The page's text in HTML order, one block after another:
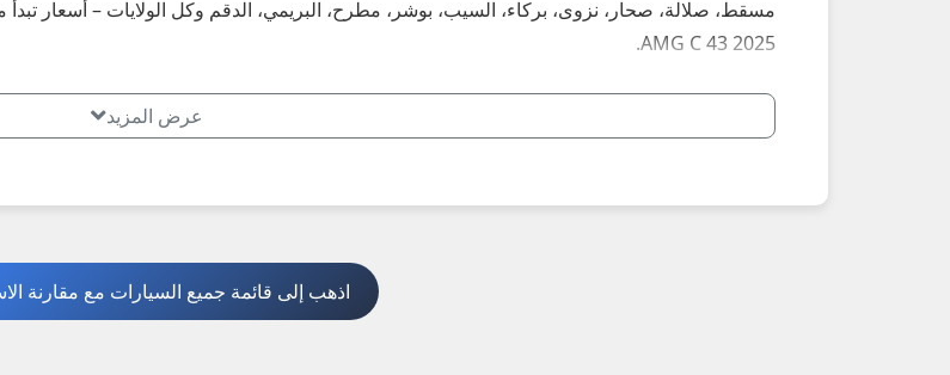
AMG C 43 2025.
**أبرز الموديلات الأكثر طلباً في عمان 2026:**
- C 200 / C 300: سيدان فاخرة يومية.
عرض المزيد
اذهب إلى قائمة جميع السيارات مع مقارنة